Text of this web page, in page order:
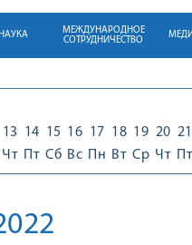
НАУКА
МЕЖДУНАРОДНОЕ
СОТРУДНИЧЕСТВО
13
Чт
14
Пт
15
Сб
16
Вс
17
Пн
18
Вт
19
Ср
20
Чт
21
Пт